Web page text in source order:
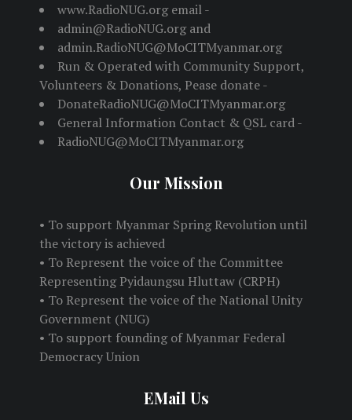
www.RadioNUG.org email -
admin@RadioNUG.org and
admin.RadioNUG@MoCITMyanmar.org
Run & Operated with Community Support,
Volunteers & Donations, Pease donate -
DonateRadioNUG@MoCITMyanmar.org
General Information Contact & QSL card -
RadioNUG@MoCITMyanmar.org
Our Mission
• To support Myanmar Spring Revolution until
the victory is achieved
• To Represent the voice of the Committee
Representing Pyidaungsu Hluttaw (CRPH)
• To Represent the voice of the National Unity
Government (NUG)
• To support founding of Myanmar Federal
Democracy Union
EMail Us